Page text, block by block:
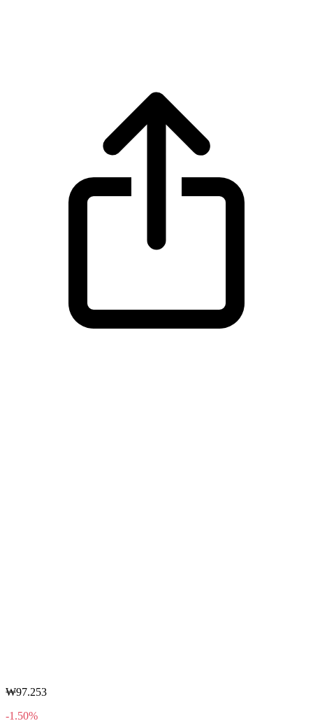
₩97.253
-1.50%